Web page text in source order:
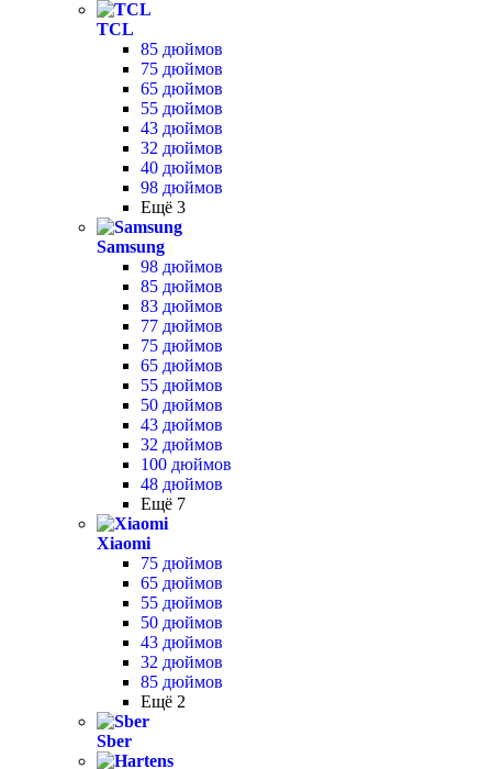
TCL
85 дюймов
75 дюймов
65 дюймов
55 дюймов
43 дюймов
32 дюймов
40 дюймов
98 дюймов
Ещё 3
Samsung
98 дюймов
85 дюймов
83 дюймов
77 дюймов
75 дюймов
65 дюймов
55 дюймов
50 дюймов
43 дюймов
32 дюймов
100 дюймов
48 дюймов
Ещё 7
Xiaomi
75 дюймов
65 дюймов
55 дюймов
50 дюймов
43 дюймов
32 дюймов
85 дюймов
Ещё 2
Sber